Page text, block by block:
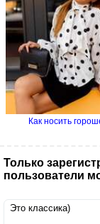
Как носить
Только
пользователи
Это классика)